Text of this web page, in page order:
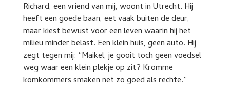
Richard, een vriend van mij, woont in Utrecht. Hij
heeft een goede baan, eet vaak buiten de deur,
maar kiest bewust voor een leven waarin hij het
milieu minder belast. Een klein huis, geen auto. Hij
zegt tegen mij: “Maikel, je gooit toch geen voedsel
weg waar een klein plekje op zit? Kromme
komkommers smaken net zo goed als rechte.”